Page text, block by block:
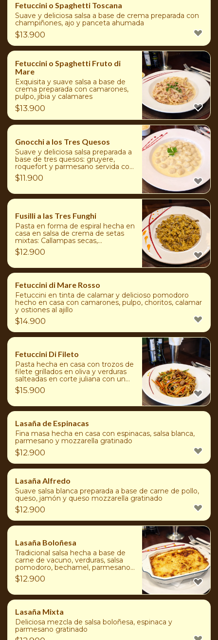
Fetuccini o Spaghetti Toscana
Suave y deliciosa salsa a base de crema preparada con
champiñones, ajo y panceta ahumada
$13.900
Fetuccini o Spaghetti Fruto di
Mare
Exquisita y suave salsa a base de
crema preparada con camarones,
pulpo, jibia y calamares
$13.900
Gnocchi a los Tres Quesos
Suave y deliciosa salsa preparada a
base de tres quesos: gruyere,
roquefort y parmesano servida con
gnocchis hechos en casa
$11.900
Fusilli a las Tres Funghi
Pasta en forma de espiral hecha en
casa en salsa de crema de setas
mixtas: Callampas secas,
Portobello y Ostra
$12.900
Fetuccini di Mare Rosso
Fetuccini en tinta de calamar y delicioso pomodoro
hecho en casa con camarones, pulpo, choritos, calamar
y ostiones al ajillo
$14.900
Fetuccini Di Fileto
Pasta hecha en casa con trozos de
filete grillados en oliva y verduras
salteadas en corte juliana con un
toque de soya
$15.900
Lasaña de Espinacas
Fina masa hecha en casa con espinacas, salsa blanca,
parmesano y mozzarella gratinado
$12.900
Lasaña Alfredo
Suave salsa blanca preparada a base de carne de pollo,
queso, jamón y queso mozzarella gratinado
$12.900
Lasaña Boloñesa
Tradicional salsa hecha a base de
carne de vacuno, verduras, salsa
pomodoro, bechamel, parmesano
y mozzarella
$12.900
Lasaña Mixta
Deliciosa mezcla de salsa boloñesa, espinaca y
parmesano gratinado